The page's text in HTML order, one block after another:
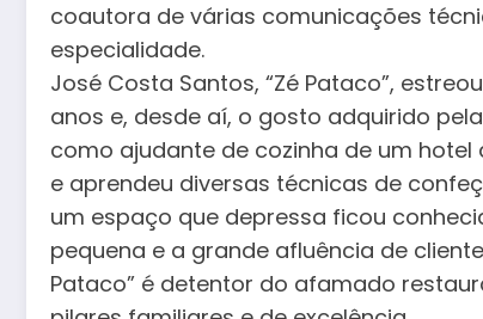
coautora de várias comunicações
especialidade.
José Costa Santos, “Zé Pataco”,
anos e, desde aí, o gosto adquirido
como ajudante de cozinha de um
e aprendeu diversas técnicas de
um espaço que depressa ficou
pequena e a grande afluência de
Pataco” é detentor do afamado